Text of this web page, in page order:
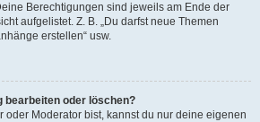
Berechtigungen sind jeweils am Ende der
aufgelistet. Z. B. „Du darfst neue Themen
erstellen“ usw.
bearbeiten oder löschen?
oder Moderator bist, kannst du nur deine eigenen